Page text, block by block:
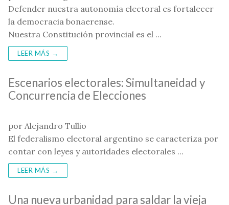
Defender nuestra autonomía electoral es fortalecer
la democracia bonaerense.
Nuestra Constitución provincial es el ...
LEER MÁS →
Escenarios electorales: Simultaneidad y
Concurrencia de Elecciones
por Alejandro Tullio
El federalismo electoral argentino se caracteriza por
contar con leyes y autoridades electorales ...
LEER MÁS →
Una nueva urbanidad para saldar la vieja